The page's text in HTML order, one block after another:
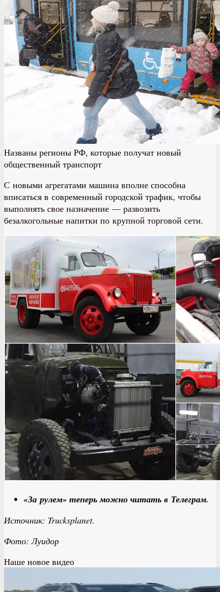
Названы регионы РФ, которые получат новый
общественный транспорт
С новыми агрегатами машина вполне способна
вписаться в современный городской трафик, чтобы
выполнять свое назначение — развозить
безалкогольные напитки по крупной торговой сети.
«За рулем» теперь можно читать в Телеграм.
Источник: Trucksplanet.
Фото: Луидор
Наше новое видео